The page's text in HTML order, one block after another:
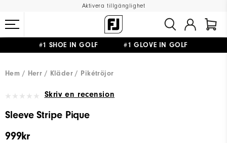
Aktivera tillgänglighet
#1 SHOE IN GOLF #1 GLOVE IN GOLF
Hem
Herr Kläder Pikétröjor
Skriv en recension
Sleeve Stripe Pique
999kr